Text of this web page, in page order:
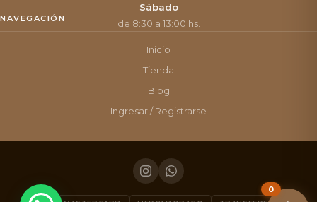
Sábado
de 8:30 a 13:00 hs.
NAVEGACIÓN
Inicio
Tienda
Blog
Ingresar / Registrarse
0